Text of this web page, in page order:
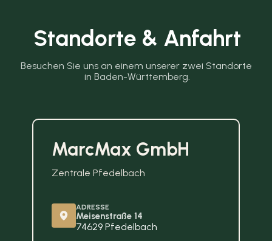
Standorte & Anfahrt
Besuchen Sie uns an einem unserer zwei Standorte
in Baden-Württemberg.
MarcMax GmbH
Zentrale Pfedelbach
ADRESSE
Meisenstraße 14
74629 Pfedelbach